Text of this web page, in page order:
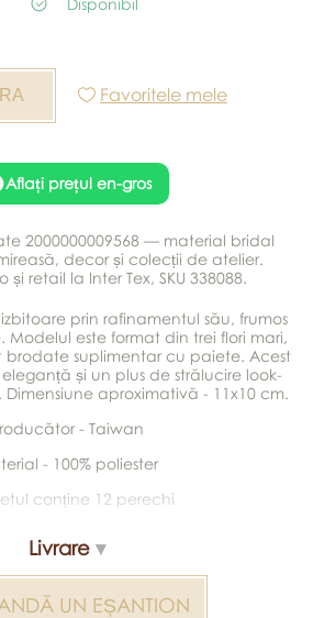
Favoritele mele
Aflați prețul en-gros
2000000009568 — material bridal
decor și colecții de atelier.
și retail la Inter Tex, SKU 338088.
prin rafinamentul său, frumos
este format din trei flori mari,
brodate suplimentar cu paiete. Acest
și un plus de strălucire look-
aproximativă - 11x10 cm.
- Taiwan
- 100% poliester
conține 12 perechi
Livrare
UN EȘANTION